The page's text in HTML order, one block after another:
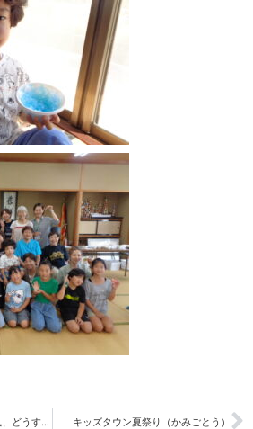
【訪問介護むかいはら】台風、どうする⁈ キッズタウン夏祭り（かみごとう）